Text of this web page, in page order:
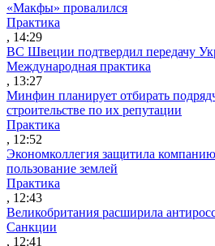
«Макфы» провалился
Практика
, 14:29
ВС Швеции подтвердил передачу
Международная практика
, 13:27
Минфин планирует отбирать
строительстве по их репутации
Практика
, 12:52
Экономколлегия защитила
пользование землей
Практика
, 12:43
Великобритания расширила
Санкции
, 12:41